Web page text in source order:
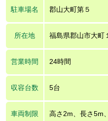
駐車場名 郡山大町第５
所在地 福島県郡山市大町
営業時間 24時間
収容台数 5台
車両制限 高さ2m、長さ5m